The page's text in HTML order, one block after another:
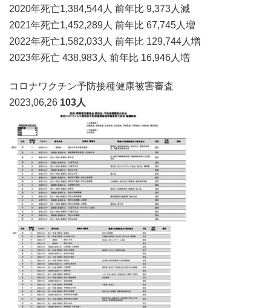
2020年死亡1,384,544人 前年比 9,373人減
2021年死亡1,452,289人 前年比 67,745人増
2022年死亡1,582,033人 前年比 129,744人増
2023年死亡 438,983人 前年比 16,946人増
コロナワクチン予防接種健康被害審査
2023,06,26 103人